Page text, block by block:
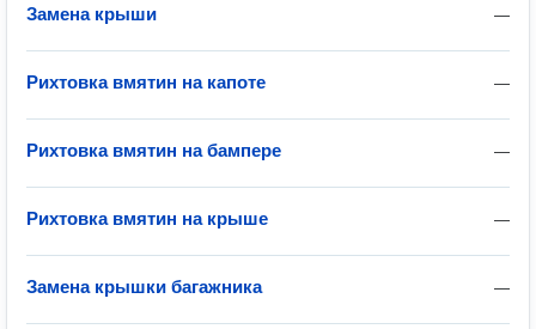
—
Замена крыши
—
Рихтовка вмятин на капоте
—
Рихтовка вмятин на бампере
—
Рихтовка вмятин на крыше
—
Замена крышки багажника